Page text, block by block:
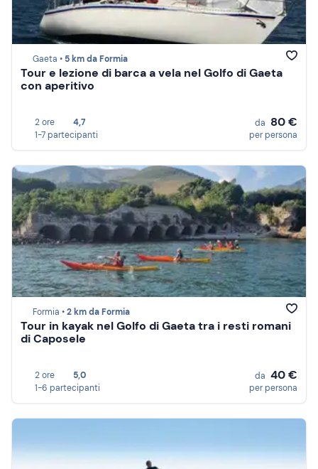
Gaeta • 5 km da Formia
Tour e lezione di barca a vela nel Golfo di Gaeta
con aperitivo
2 ore
4,7
1-7 partecipanti
da 80 €
per persona
Formia •2 km da Formia
Tour in kayak nel Golfo di Gaeta tra i resti romani
di Caposele
2 ore
5,0
1-6 partecipanti
da 40 €
per persona